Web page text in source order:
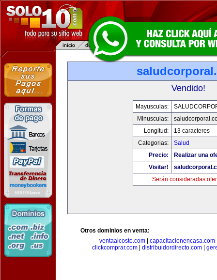
Vendido!
Mayusculas:
Minusculas:
Longitud:
13 caracteres
Categorias:
Salud
Precio:
Realizar una
Visitar!
Serán consideradas
Otros dominios en venta:
ventaalcosto.com
capacitacionencasa.com
clickcomprar.com| distribuidordirecto.com|